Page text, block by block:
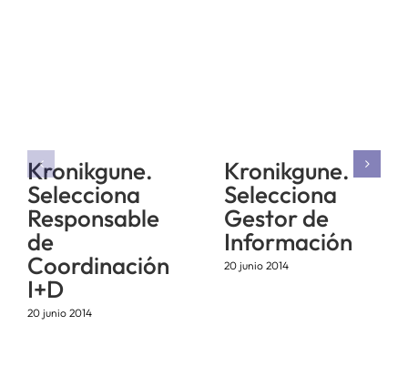
Kronikgune.
Selecciona
Responsable
de
Coordinación
I+D
20 junio 2014
Kronikgune.
Selecciona
Gestor de
Información
20 junio 2014